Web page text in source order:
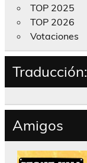
TOP 2025
TOP 2026
Votaciones
Traducción:
Amigos